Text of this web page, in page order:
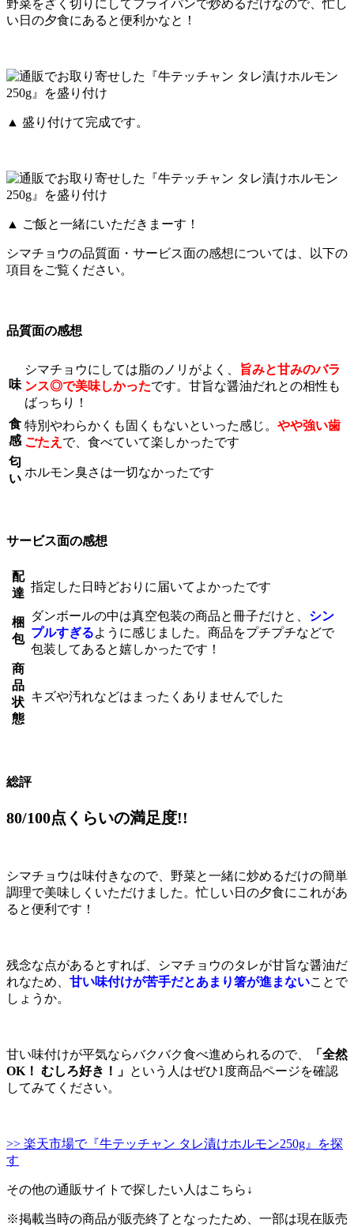
野菜をざく切りにしてフライパンで炒めるだけなので、忙し
い日の夕食にあると便利かなと！
▲ 盛り付けて完成です。
▲ ご飯と一緒にいただきまーす！
シマチョウの品質面・サービス面の感想については、以下の
項目をご覧ください。
品質面の感想
味
シマチョウにしては脂のノリがよく、
旨みと甘みのバラ
ンス◎で美味しかったです。甘旨な醤油だれとの相性も
ばっちり！
食
感
特別やわらかくも固くもないといった感じ。 やや強い歯
ごたえ で、食べていて楽しかったです
匂
い ホルモン臭さは一切なかったです
サービス面の感想
配
達 指定した日時どおりに届いてよかったです
梱
包
ダンボールの中は真空包装の商品と冊子だけと、 シン
プルすぎるように感じました。商品をプチプチなどで
包装してあると嬉しかったです！
商
品
状
態
キズや汚れなどはまったくありませんでした
総評
80/100点くらいの満足度!!
シマチョウは味付きなので、野菜と一緒に炒めるだけの簡単
調理で美味しくいただけました。忙しい日の夕食にこれがあ
ると便利です！
残念な点があるとすれば、シマチョウのタレが甘旨な醤油だ
れなため、 甘い味付けが苦手だとあまり箸が進まないことで
しょうか。
甘い味付けが平気ならバクバク食べ進められるので、
「全然
OK！ むしろ好き！」 という人はぜひ1度商品ページを確認
してみてください。
>> 楽天市場で『牛テッチャン タレ漬けホルモン250g』を探
す
その他の通販サイトで探したい人はこちら↓
※掲載当時の商品が販売終了となったため、一部は現在販売